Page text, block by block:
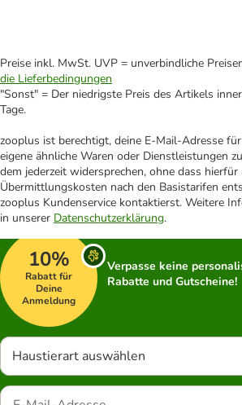
Preise inkl. MwSt. UVP = unverbindliche
die Lieferbedingungen
"Sonst" = Der niedrigste Preis des Artikels
Tage.
zooplus ist berechtigt, deine E-Mail-Adresse
eigene ähnliche Waren oder Dienstleistungen
dem jederzeit widersprechen, ohne dass hierfür
Übermittlungskosten nach den Basistarifen
zooplus Kundenservice kontaktierst. Weitere
in unserer Datenschutzerklärung.
10%
Rabatt für
Deine
Anmeldung
Verpasse keine
Rabatte und Gutscheine!
Haustierart auswählen